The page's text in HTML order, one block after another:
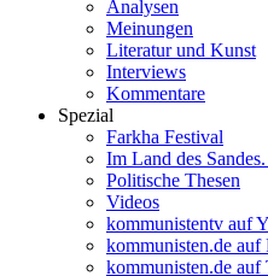
Analysen
Meinungen
Literatur und Kunst
Interviews
Kommentare
Spezial
Farkha Festival
Im Land des
Politische Thesen
Videos
kommunistentv auf
kommunisten.de auf
kommunisten.de auf